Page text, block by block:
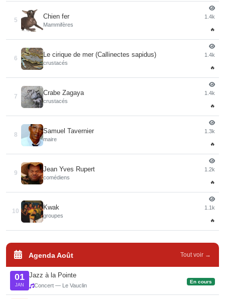
5
Chien fer
Mammifères
1.4k
🔥
6
Le cirique de mer (Callinectes sapidus)
crustacés
1.4k
🔥
7
Crabe Zagaya
crustacés
1.4k
🔥
8
Samuel Tavernier
maire
1.3k
🔥
9
Jean Yves Rupert
comédiens
1.2k
🔥
10
Kwak
groupes
1.1k
🔥
Agenda Août Tout voir →
01
JAN
Jazz à la Pointe
Concert — Le Vauclin
En cours